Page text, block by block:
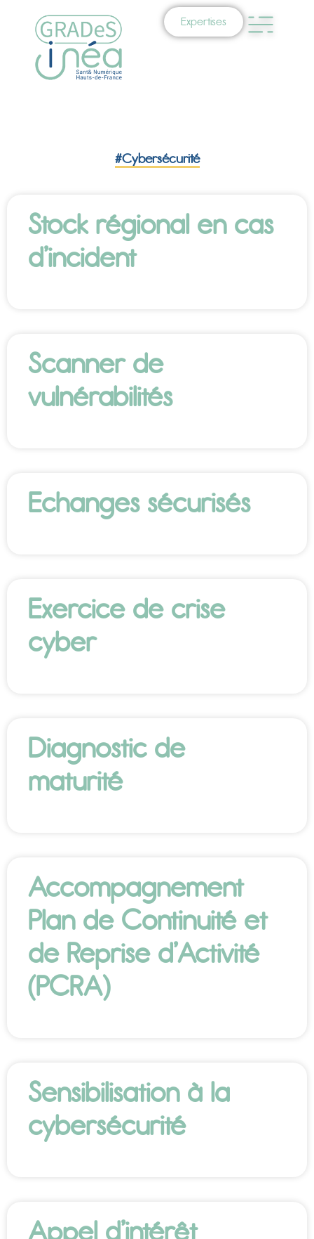
Expertises
#Cybersécurité
Stock régional en cas
d’incident
Scanner de
vulnérabilités
Echanges sécurisés
Exercice de crise
cyber
Diagnostic de
maturité
Accompagnement
Plan de Continuité et
de Reprise d’Activité
(PCRA)
Sensibilisation à la
cybersécurité
Appel d’intérêt